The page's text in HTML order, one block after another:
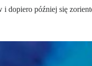
dopiero później się